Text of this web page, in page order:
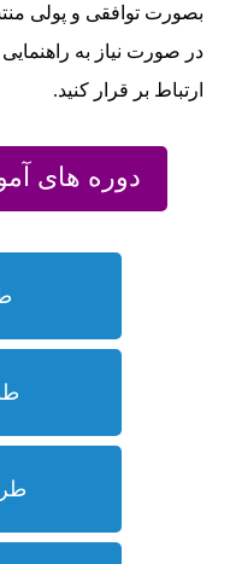
بصورت توافقی و پولی
در صورت نیاز به
ارتباط بر قرار کنید.
دوره های